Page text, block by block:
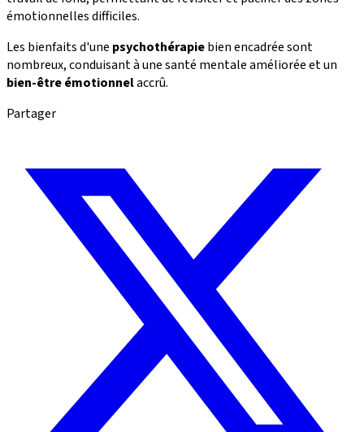
émotionnelles difficiles.
Les bienfaits d'une psychothérapiebien encadrée sont
nombreux, conduisant à une santé mentale améliorée et un
bien-être émotionnelaccrû.
Partager